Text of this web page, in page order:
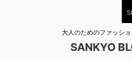
大人のためのファッショ
SANKYO